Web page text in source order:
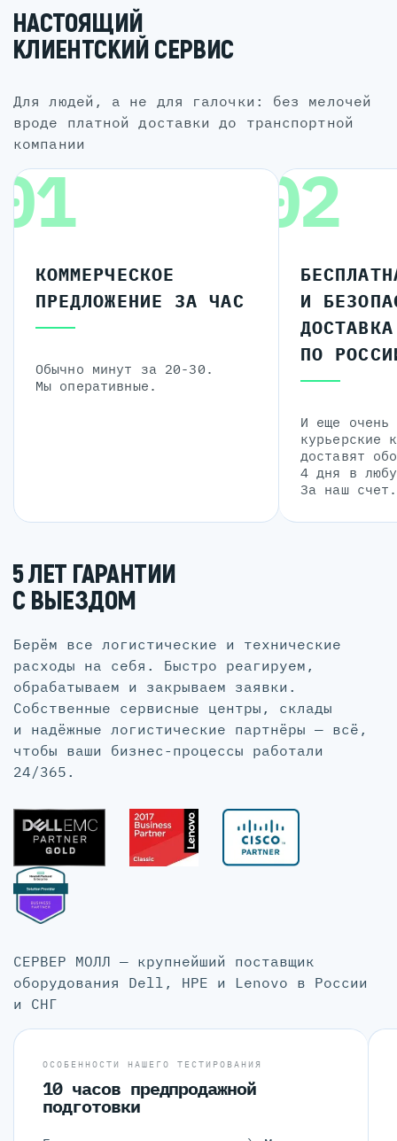
НАСТОЯЩИЙ
КЛИЕНТСКИЙ СЕРВИС
для людей, а не для галочки: без мелочей
вроде платной доставки до транспортной
компании
КОММЕРЧЕСКОЕ
ПРЕДЛОЖЕНИЕ ЗА ЧАС
Обычно минут за 20-30.
Мы оперативные.
02
И
ДОСТАВКА
ПО
И еще очень
курьерские
доставят
4 дня в
За наш счет.
5 ЛЕТ ГАРАНТИИ
С ВЫЕЗДОМ
Берём все логистические и технические
расходы на себя. Быстро реагируем,
обрабатываем и закрываем заявки.
Собственные сервисные центры, склады
и надёжные логистические партнёры — всё,
чтобы ваши бизнес-процессы работали
24/365.
СЕРВЕР МОЛЛ — крупнейший поставщик
оборудования Dell, HPE и Lenovo в России
и СНГ
ОСОБЕННОСТИ НАШЕГО ТЕСТИРОВАНИЯ
10 часов предпродажной
подготовки